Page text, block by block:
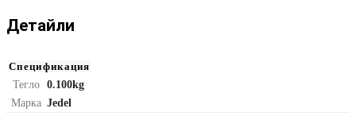
Детайли
Спецификация
Тегло
0.100kg
Марка Jedel